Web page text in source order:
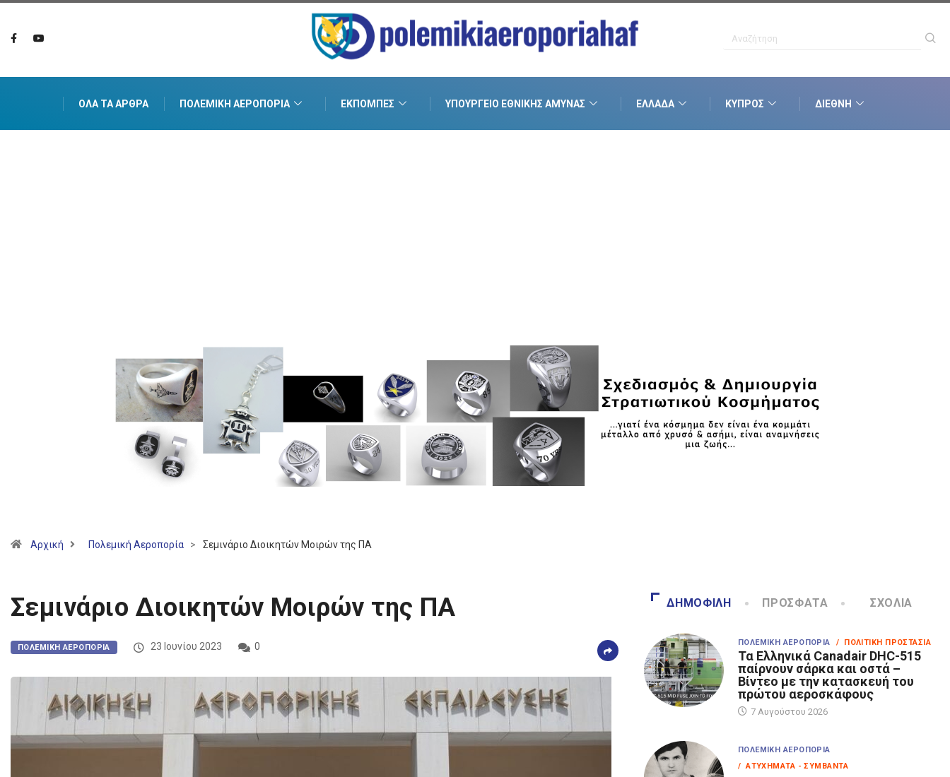
ΌΛΑ ΤΑ ΆΡΘΡΑ ΠΟΛΕΜΙΚΉ ΑΕΡΟΠΟΡΊΑ ΕΚΠΟΜΠΈΣ ΥΠΟΥΡΓΕΊΟ ΕΘΝΙΚΉΣ ΆΜΥΝΑΣ ΕΛΛΆΔΑ ΚΎΠΡΟΣ ΔΙΕΘΝΉ
Αρχική Πολεμική Αεροπορία > Σεμινάριο Διοικητών Μοιρών της ΠΑ
Σεμινάριο Διοικητών Μοιρών της ΠΑ
ΠΟΛΕΜΙΚΉ ΑΕΡΟΠΟΡΊΑ 23 Ιουνίου 2023 0
ΔΗΜΟΦΙΛΉ ΠΡΌΣΦΑΤΑ ΣΧΌΛΙΑ
ΠΟΛΕΜΙΚΉ ΑΕΡΟΠΟΡΊΑ / ΠΟΛΙΤΙΚΉ ΠΡΟΣΤΑΣΊΑ
Τα Eλληνικά Canadair DHC-515
παίρνουν σάρκα και οστά –
Βίντεο με την κατασκευή του
πρώτου αεροσκάφους
7 Αυγούστου 2026
ΠΟΛΕΜΙΚΉ ΑΕΡΟΠΟΡΊΑ
/ ΑΤΥΧΉΜΑΤΑ - ΣΥΜΒΆΝΤΑ